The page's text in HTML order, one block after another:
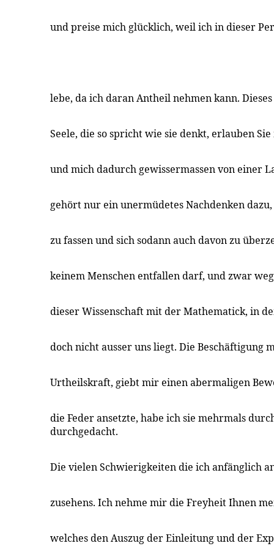
und preise mich glücklich, weil ich in dieser
lebe, da ich daran Antheil nehmen kann.
Seele, die so spricht wie sie denkt, erlauben
und mich dadurch gewissermassen von einer
gehört nur ein unermüdetes Nachdenken
zu fassen und sich sodann auch davon zu
keinem Menschen entfallen darf, und zwar
dieser Wissenschaft mit der Mathematick, in
doch nicht ausser uns liegt. Die Beschäftigung
Urtheilskraft, giebt mir einen abermaligen
die Feder ansetzte, habe ich sie mehrmals
durchgedacht.
Die vielen Schwierigkeiten die ich anfänglich
zusehens. Ich nehme mir die Freyheit Ihnen
welches den Auszug der Einleitung und der